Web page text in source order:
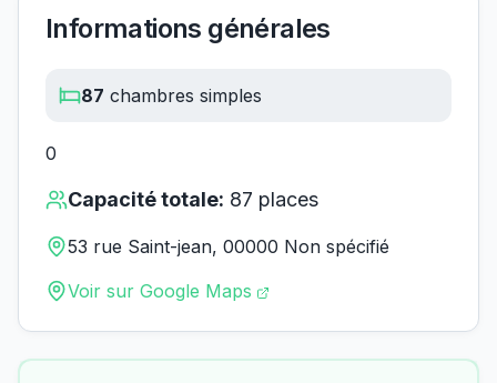
Informations générales
87 chambres simples
0
Capacité totale: 87 places
53 rue Saint-jean, 00000 Non spécifié
Voir sur Google Maps